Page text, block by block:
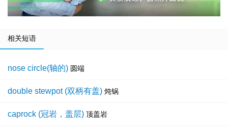
相关短语
nose circle(轴的) 圆端
double stewpot (双柄有盖) 炖锅
caprock (冠岩，盖层) 顶盖岩